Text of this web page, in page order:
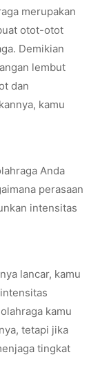
merupakan
otot-otot
Demikian
lembut
dan
kamu
Anda
perasaan
intensitas
lancar, kamu
kamu
tetapi jika
tingkat